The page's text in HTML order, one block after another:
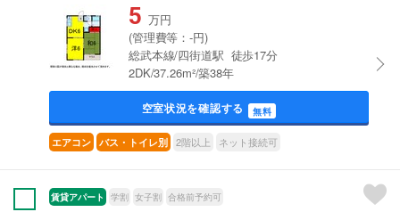
5 万円
(管理費等：-円)
総武本線/四街道駅 徒歩17分
2DK/37.26m²/築38年
空室状況を確認する 無料
エアコン バス・トイレ別 2階以上 ネット接続可
賃貸アパート 学割 女子割 合格前予約可